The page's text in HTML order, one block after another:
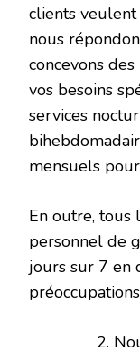
clients
nous
concevons
vos besoins
services
mensuels
En outre, tous
personnel de
jours sur 7 en